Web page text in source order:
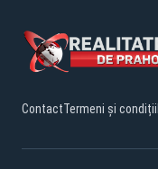
ContactTermeni și condiții